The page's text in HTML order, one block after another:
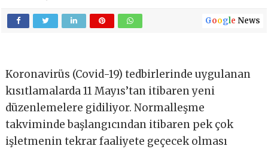
Google News
Koronavirüs (Covid-19) tedbirlerinde uygulanan
kısıtlamalarda 11 Mayıs’tan itibaren yeni
düzenlemelere gidiliyor. Normalleşme
takviminde başlangıcından itibaren pek çok
işletmenin tekrar faaliyete geçecek olması